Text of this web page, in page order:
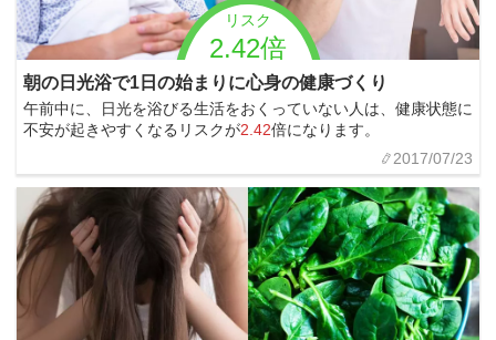
リスク
2.42倍
朝の日光浴で1日の始まりに心身の健康づくり
午前中に、日光を浴びる生活をおくっていない人は、健康状態に
不安が起きやすくなるリスクが2.42倍になります。
2017/07/23